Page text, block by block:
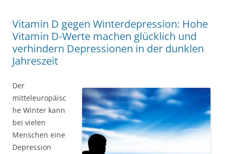
Vitamin D gegen Winterdepression: Hohe
Vitamin D-Werte machen glücklich und
verhindern Depressionen in der dunklen
Jahreszeit
Der
mitteleuropäisc
he Winter kann
bei vielen
Menschen eine
Depression